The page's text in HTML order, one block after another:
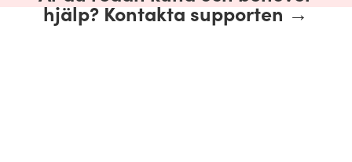
hjälp? Kontakta supporten →